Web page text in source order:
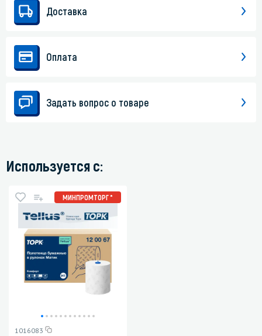
Доставка
Оплата
Задать вопрос о товаре
Используется с:
МИНПРОМТОРГ *
1016083